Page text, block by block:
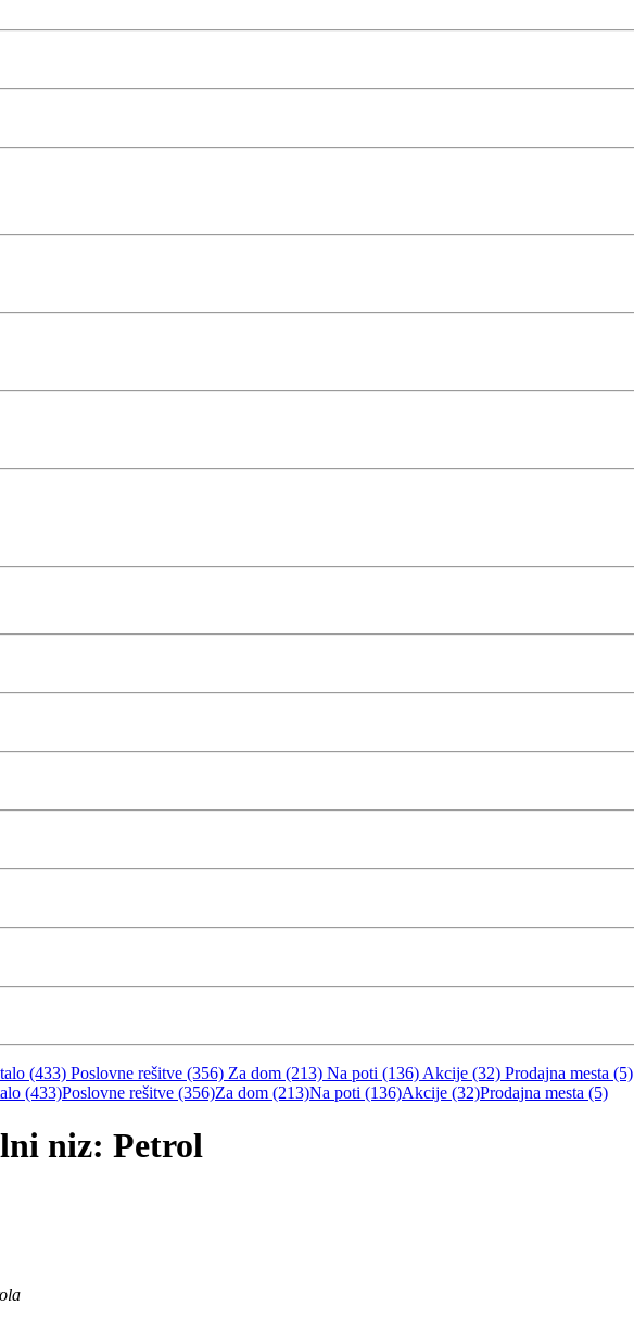
(433) Poslovne rešitve (356) Za dom (213) Na poti (136) Akcije (32) Prodajna mesta (5)
(433)Poslovne rešitve (356)Za dom (213)Na poti (136)Akcije (32)Prodajna mesta (5)
niz: Petrol